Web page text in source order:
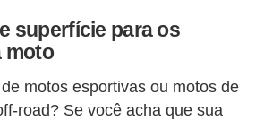
superfície para os
moto
motos esportivas ou motos de
road? Se você acha que sua